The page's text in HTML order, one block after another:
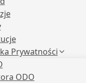
Prywatności
ODO